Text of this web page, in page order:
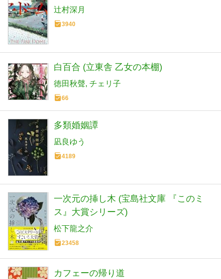
辻村深月
3940
白百合 (立東舎 乙女の本棚)
徳田秋聲 チェリ子
66
多類婚姻譚
凪良ゆう
4189
一次元の挿し木 (宝島社文庫 『このミ
ス』大賞シリーズ)
松下龍之介
23458
カフェーの帰り道